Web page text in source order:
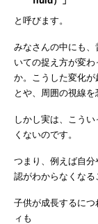
と呼びます。
みなさんの中にも
いての捉え方が変
か。こうした変化
とや、周囲の視線を
しかし実は、こうい
くないのです。
つまり、例えば自
認がわからなくなる
子供が成長するに
ィも